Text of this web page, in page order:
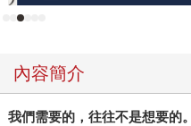
內容簡介
我們需要的，往往不是想要的。